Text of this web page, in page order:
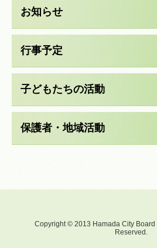
お知らせ
行事予定
子どもたちの活動
保護者・地域活動
Copyright © 2013 Hamada City Board
Reserved.